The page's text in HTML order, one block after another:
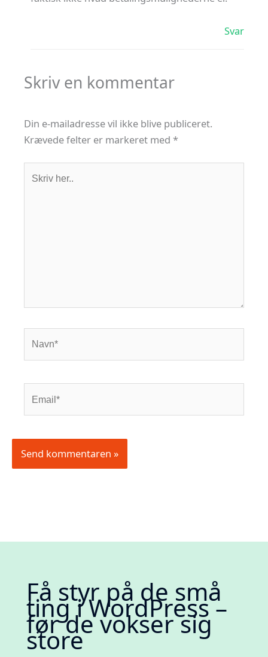
Svar
Skriv en kommentar
Din e-mailadresse vil ikke blive publiceret.
Krævede felter er markeret med *
her..
Få styr på de små
ting i WordPress –
før de vokser sig
store